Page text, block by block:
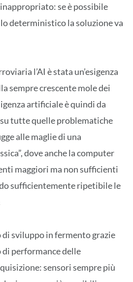
se è possibile
deterministico la soluzione va
l’AI è stata un’esigenza
sempre crescente mole dei
artificiale è quindi da
tutte quelle problematiche
alle maglie di una
dove anche la computer
maggiori ma non sufficienti
sufficientemente ripetibile le
sviluppo in fermento grazie
performance delle
sensori sempre più